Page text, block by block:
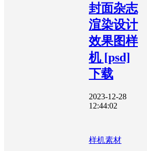
封面杂志
渲染设计
效果图样
机 [psd]
下载
2023-12-28
12:44:02
样机素材